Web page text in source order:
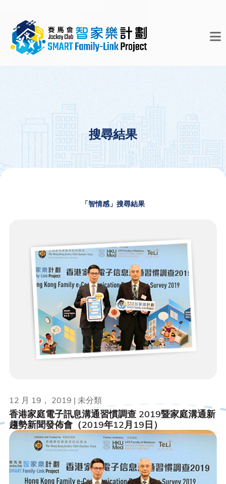
搜尋結果
「智情感」搜尋結果
香港家庭電子訊息溝通習慣調查 2019暨家庭溝通新
趨勢新聞發佈會（2019年12月19日）
12 月 19， 2019 | 未分類